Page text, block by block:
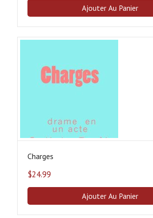
Ajouter Au Panier
Charges
$24.99
Ajouter Au Panier